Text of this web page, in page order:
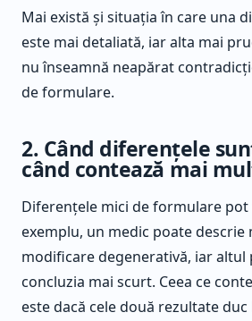
Mai există și situația în care una
este mai detaliată, iar alta mai
nu înseamnă neapărat
de formulare.
2. Când diferențele
când contează mai
Diferențele mici de formulare
exemplu, un medic poate descrie
modificare degenerativă, iar altul
concluzia mai scurt. Ceea ce
este dacă cele două rezultate